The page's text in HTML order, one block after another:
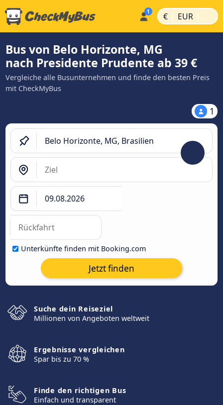
€ | EUR |
Bus von Belo Horizonte, MG
nach Presidente Prudente ab 39 €
Vergleiche alle Busunternehmen und finde den besten Preis
mit CheckMyBus
1
Unterkünfte finden mit Booking.com
Jetzt finden
Suche dein Reiseziel
Millionen von Angeboten weltweit
Ergebnisse vergleichen
Spar bis zu 70 %
Finde den richtigen Bus
Einfach und transparent